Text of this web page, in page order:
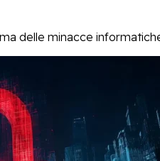
delle minacce